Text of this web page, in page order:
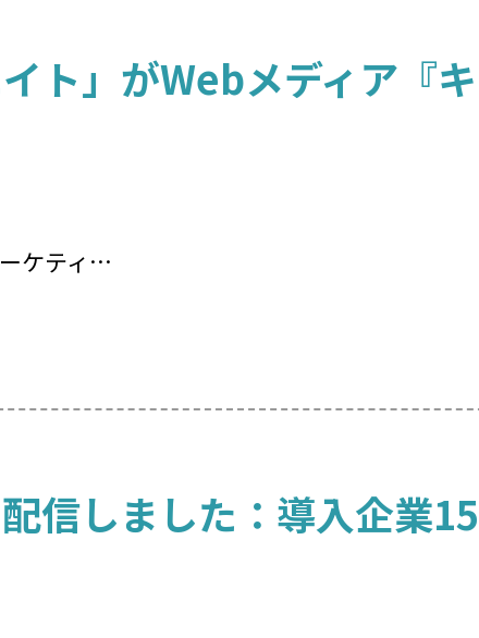
イト」がWebメディア『
ケティ…
信しました：導入企業